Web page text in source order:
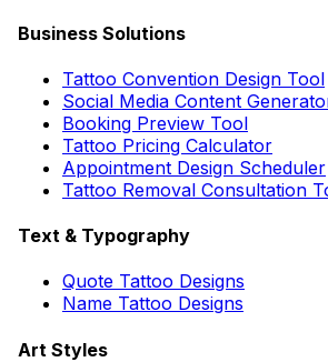
Business Solutions
Tattoo Convention Design Tool
Social Media Content
Booking Preview Tool
Tattoo Pricing Calculator
Appointment Design Scheduler
Tattoo Removal Consultation
Text & Typography
Quote Tattoo Designs
Name Tattoo Designs
Art Styles